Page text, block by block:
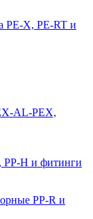
PE-X, PE-RT и
AL-PEX,
H и фитинги
PP-R и